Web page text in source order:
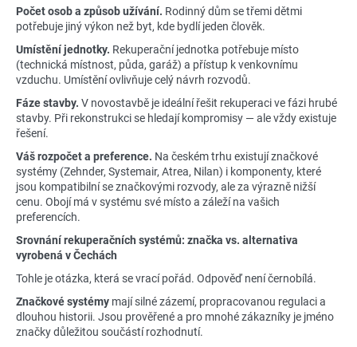
Počet osob a způsob užívání. Rodinný dům se třemi dětmi
potřebuje jiný výkon než byt, kde bydlí jeden člověk.
Umístění jednotky. Rekuperační jednotka potřebuje místo
(technická místnost, půda, garáž) a přístup k venkovnímu
vzduchu. Umístění ovlivňuje celý návrh rozvodů.
Fáze stavby. V novostavbě je ideální řešit rekuperaci ve fázi hrubé
stavby. Při rekonstrukci se hledají kompromisy — ale vždy existuje
řešení.
Váš rozpočet a preference. Na českém trhu existují značkové
systémy (Zehnder, Systemair, Atrea, Nilan) i komponenty, které
jsou kompatibilní se značkovými rozvody, ale za výrazně nižší
cenu. Obojí má v systému své místo a záleží na vašich
preferencích.
Srovnání rekuperačních systémů: značka vs. alternativa
vyrobená v Čechách
Tohle je otázka, která se vrací pořád. Odpověď není černobílá.
Značkové systémy mají silné zázemí, propracovanou regulaci a
dlouhou historii. Jsou prověřené a pro mnohé zákazníky je jméno
značky důležitou součástí rozhodnutí.
D
o
p
o
r
u
č
u
j
e
m
e